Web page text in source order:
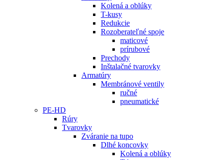
Kolená a oblúky
T-kusy
Redukcie
Rozoberateľné spoje
maticové
prírubové
Prechody
Inštalačné tvarovky
Armatúry
Membránové ventily
ručné
pneumatické
PE-HD
Rúry
Tvarovky
Zváranie na tupo
Dlhé koncovky
Kolená a oblúky